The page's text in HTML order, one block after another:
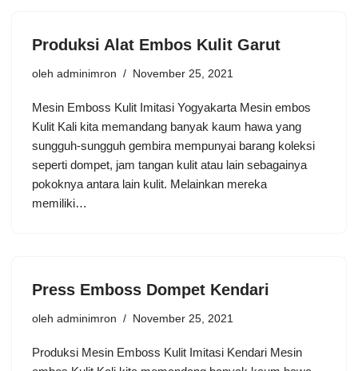
Produksi Alat Embos Kulit Garut
oleh adminimron November 25, 2021
Mesin Emboss Kulit Imitasi Yogyakarta Mesin embos
Kulit Kali kita memandang banyak kaum hawa yang
sungguh-sungguh gembira mempunyai barang koleksi
seperti dompet, jam tangan kulit atau lain sebagainya
pokoknya antara lain kulit. Melainkan mereka
memiliki…
Press Emboss Dompet Kendari
oleh adminimron November 25, 2021
Produksi Mesin Emboss Kulit Imitasi Kendari Mesin